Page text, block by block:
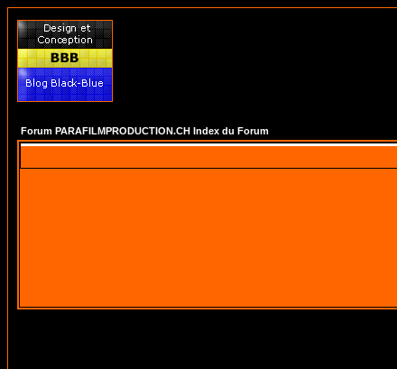
Forum PARAFILMPRODUCTION.CH Index du Forum